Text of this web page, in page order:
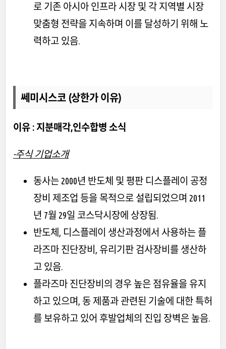
로 기존 아시아 인프라 시장 및 각 지역별 시장
맞춤형 전략을 지속하며 이를 달성하기 위해 노
력하고 있음.
쎄미시스코 (상한가 이유)
이유 : 지분매각,인수합병 소식
-주식 기업소개
동사는 2000년 반도체 및 평판 디스플레이 공정
장비 제조업 등을 목적으로 설립되었으며 2011
년 7월 29일 코스닥시장에 상장됨.
반도체, 디스플레이 생산과정에서 사용하는 플
라즈마 진단장비, 유리기판 검사장비를 생산하
고 있음.
플라즈마 진단장비의 경우 높은 점유율을 유지
하고 있으며, 동 제품과 관련된 기술에 대한 특허
를 보유하고 있어 후발업체의 진입 장벽은 높음.